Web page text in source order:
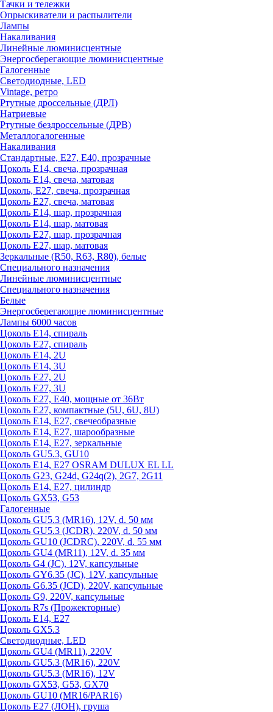
Тачки и тележки
Опрыскиватели и распылители
Лампы
Накаливания
Линейные люминисцентные
Энергосберегающие люминисцентные
Галогенные
Светодиодные, LED
Vintage, ретро
Ртутные дроссельные (ДРЛ)
Натриевые
Ртутные бездроссельные (ДРВ)
Металлогалогенные
Накаливания
Стандартные, Е27, Е40, прозрачные
Цоколь Е14, свеча, прозрачная
Цоколь Е14, свеча, матовая
Цоколь, Е27, свеча, прозрачная
Цоколь Е27, свеча, матовая
Цоколь Е14, шар, прозрачная
Цоколь Е14, шар, матовая
Цоколь Е27, шар, прозрачная
Цоколь Е27, шар, матовая
Зеркальные (R50, R63, R80), белые
Специального назначения
Линейные люминисцентные
Специального назначения
Белые
Энергосберегающие люминисцентные
Лампы 6000 часов
Цоколь Е14, спираль
Цоколь Е27, спираль
Цоколь Е14, 2U
Цоколь Е14, 3U
Цоколь Е27, 2U
Цоколь Е27, 3U
Цоколь Е27, Е40, мощные от 36Вт
Цоколь Е27, компактные (5U, 6U, 8U)
Цоколь Е14, Е27, свечеобразные
Цоколь Е14, Е27, шарообразные
Цоколь Е14, Е27, зеркальные
Цоколь GU5.3, GU10
Цоколь Е14, Е27 OSRAM DULUX EL LL
Цоколь G23, G24d, G24q(2), 2G7, 2G11
Цоколь Е14, Е27, цилиндр
Цоколь GX53, G53
Галогенные
Цоколь GU5.3 (MR16), 12V, d. 50 мм
Цоколь GU5.3 (JCDR), 220V, d. 50 мм
Цоколь GU10 (JCDRC), 220V, d. 55 мм
Цоколь GU4 (MR11), 12V, d. 35 мм
Цоколь G4 (JC), 12V, капсульные
Цоколь GY6.35 (JC), 12V, капсульные
Цоколь G6.35 (JCD), 220V, капсульные
Цоколь G9, 220V, капсульные
Цоколь R7s (Прожекторные)
Цоколь E14, E27
Цоколь GX5.3
Светодиодные, LED
Цоколь GU4 (MR11), 220V
Цоколь GU5.3 (MR16), 220V
Цоколь GU5.3 (MR16), 12V
Цоколь GX53, G53, GX70
Цоколь GU10 (MR16/PAR16)
Цоколь Е27 (ЛОН), груша